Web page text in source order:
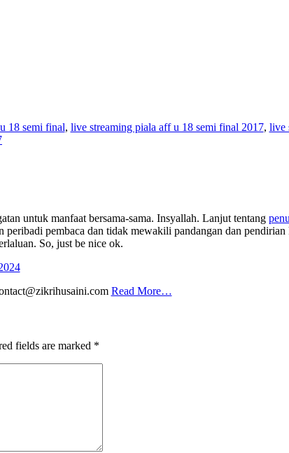
18 semi final, live streaming piala aff u 18 semi final 2017, live
untuk manfaat bersama-sama. Insyallah. Lanjut tentang
pembaca dan tidak mewakili pandangan dan
So, just be nice ok.
Read More…
fields are marked *